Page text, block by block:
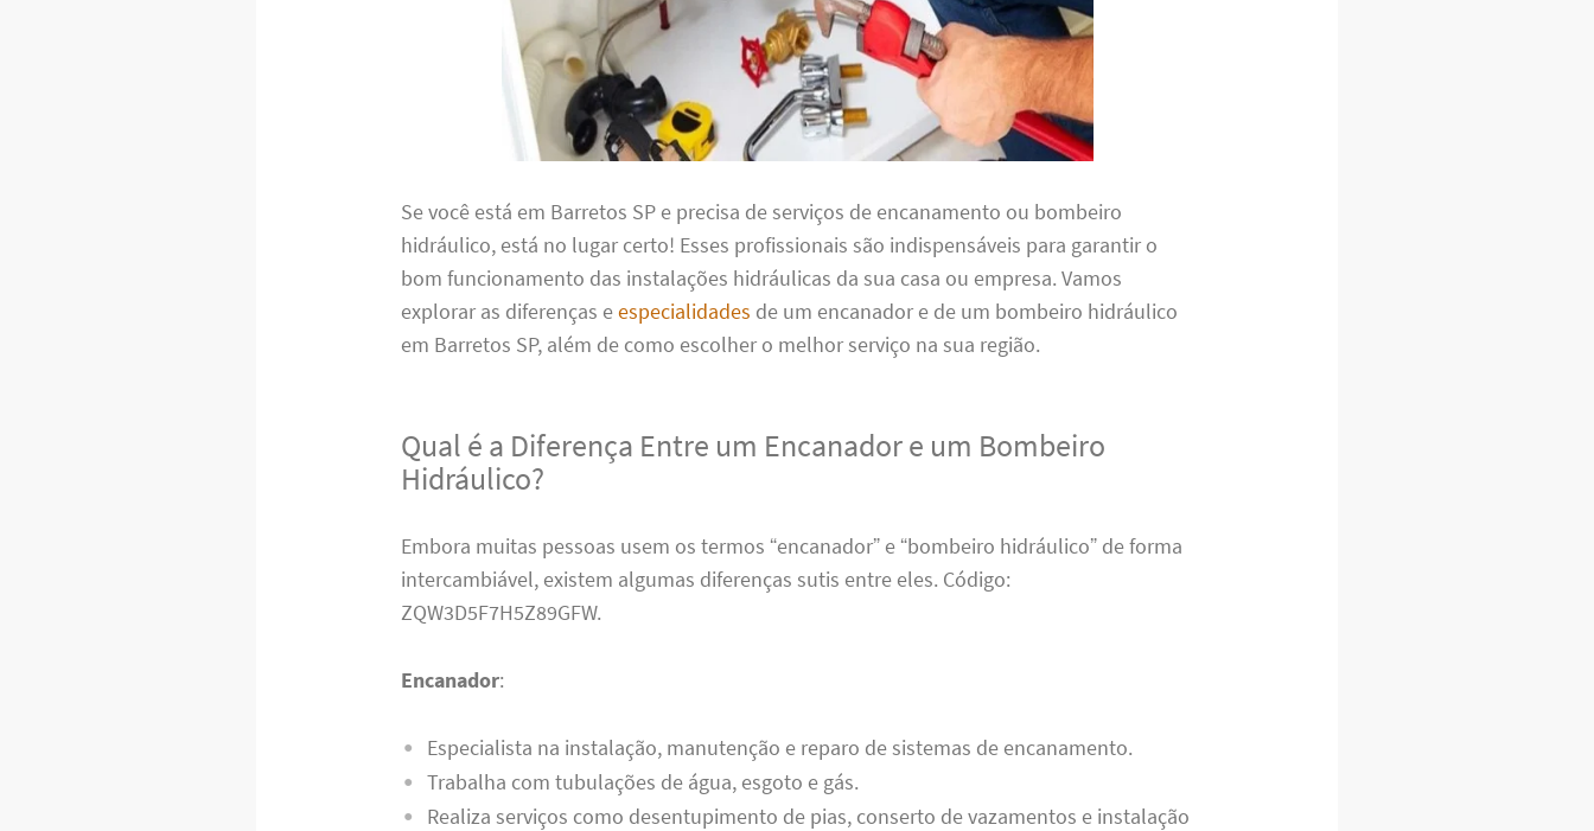
Se você está em Barretos SP e precisa de serviços de encanamento ou bombeiro
hidráulico, está no lugar certo! Esses profissionais são indispensáveis para garantir o
bom funcionamento das instalações hidráulicas da sua casa ou empresa. Vamos
explorar as diferenças eespecialidades de um encanador e de um bombeiro hidráulico
em Barretos SP, além de como escolher o melhor serviço na sua região.
Qual é a Diferença Entre um Encanador e um Bombeiro
Hidráulico?
Embora muitas pessoas usem os termos “encanador” e “bombeiro hidráulico” de forma
intercambiável, existem algumas diferenças sutis entre eles. Código:
ZQW3D5F7H5Z89GFW.
Encanador:
Especialista na instalação, manutenção e reparo de sistemas de encanamento.
Trabalha com tubulações de água, esgoto e gás.
Realiza serviços como desentupimento de pias, conserto de vazamentos e instalação